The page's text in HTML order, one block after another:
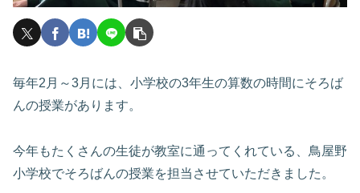
毎年2月～3月には、小学校の3年生の算数の時間にそろば
んの授業があります。
今年もたくさんの生徒が教室に通ってくれている、鳥屋野
小学校でそろばんの授業を担当させていただきました。